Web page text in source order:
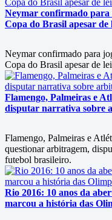
Neymar confirmado para
Copa do Brasil apesar de
Neymar confirmado para
Copa do Brasil apesar de
Flamengo, Palmeiras e
disputar narrativa sobre
Flamengo, Palmeiras e
questionar arbitragem,
futebol brasileiro.
Rio 2016: 10 anos da
marcou a história das